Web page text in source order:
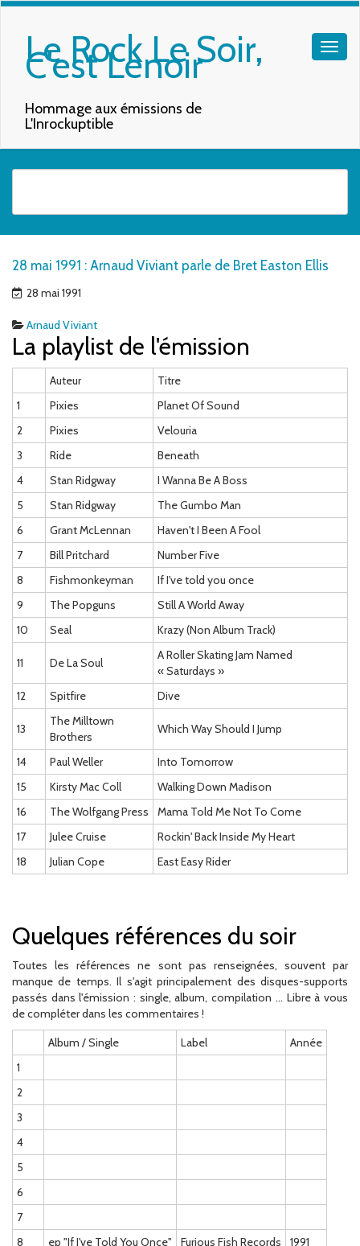
Le Rock Le Soir,
C'est Lenoir
Hommage aux émissions de
L'Inrockuptible
28 mai 1991 : Arnaud Viviant parle de Bret Easton Ellis
28 mai 1991
Arnaud Viviant
La playlist de l'émission
Auteur
Titre
1
Pixies
Planet Of Sound
2
Pixies
Velouria
3
Ride
Beneath
4
Stan Ridgway
I Wanna Be A Boss
5
Stan Ridgway
The Gumbo Man
6
Grant McLennan
Haven't I Been A Fool
7
Bill Pritchard
Number Five
8
Fishmonkeyman
If I've told you once
9
The Popguns
Still A World Away
10
Seal Krazy (Non Album Track)
11 De La Soul
A Roller Skating Jam Named
« Saturdays »
12
Spitfire Dive
13
The Milltown
Brothers
Which Way Should I Jump
14 Paul Weller
Into Tomorrow
15
Kirsty Mac Coll
Walking Down Madison
16
The Wolfgang Press
Mama Told Me Not To Come
17
Julee Cruise
Rockin' Back Inside My Heart
18
Julian Cope East Easy Rider
Quelques références du soir
Toutes les références ne sont pas renseignées, souvent par
manque de temps. Il s'agit principalement des disques-supports
passés dans l'émission : single, album, compilation ... Libre à vous
de compléter dans les commentaires !
Album / Single
Label
Année
1
2
3
4
5
6
7
8
ep "If I've Told You Once" Furious Fish Records
1991